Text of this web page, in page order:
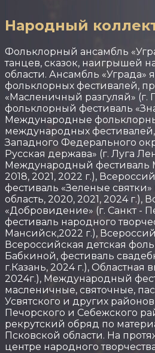
Народный
Фольклорный ансамбль
танцев, сказок, наигрышей
области. Ансамбль «Уграда»
фольклорных фестивалей,
«Масленичный разгуляй» (г.
фольклорный фестиваль
Международные
международных
Западного Федерального
Русская держава» (г. Луга
Международный фестиваль
2018, 2021, 2022 г.),
фестиваль «Зеленые
область, 2020, 2021, 2024
«Добровидение» (г. Санкт -
фестиваль народного
Мансийск,2022 г.),
Всероссийская детская
Бабкиной, фестиваль
г.Казань, 2024 г.),
2024г.), Международный
масленичные, святочные,
Усвятского и других
Печорского и Себежского
рекрутский обряд по
Псковской области. На
центре народного